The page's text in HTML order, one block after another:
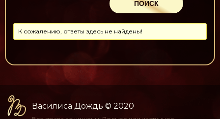
К сожалению, ответы здесь не найдены!
Василиса Дождь © 2020